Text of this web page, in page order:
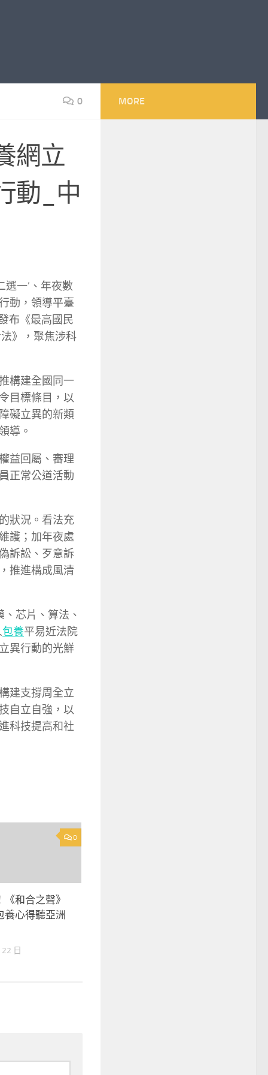
0
網立
動_中
選一’、年夜數
動，領導平臺
布《最高國民
》，聚焦涉科
構建全國同一
目標條目，以
礙立異的新類
導。
益回屬、審理
正常公道活動
狀況。看法充
護；加年夜處
訴訟、歹意訴
推進構成風清
芯片、算法、
包養平易近法院
異行動的光鮮
建支撐周全立
自立自強，以
科技提高和社
0
和合之聲》
養心得聽亞洲
日
MORE